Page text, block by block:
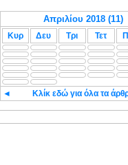
Κυρ Δευ Τρι Τετ
◄ Κλίκ εδώ για όλα τα